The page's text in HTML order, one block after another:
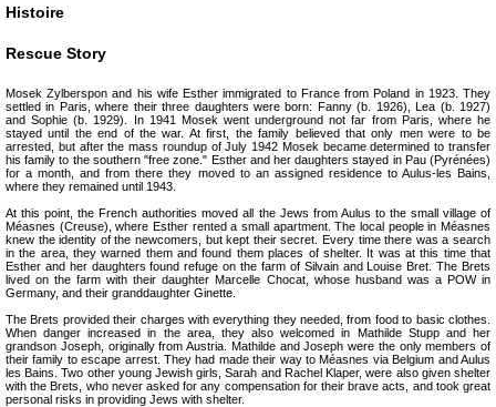
Histoire
Rescue Story
Mosek Zylberspon and his wife Esther immigrated to France from Poland in 1923. They
settled in Paris, where their three daughters were born: Fanny (b. 1926), Lea (b. 1927)
and Sophie (b. 1929). In 1941 Mosek went underground not far from Paris, where he
stayed until the end of the war. At first, the family believed that only men were to be
arrested, but after the mass roundup of July 1942 Mosek became determined to transfer
his family to the southern "free zone." Esther and her daughters stayed in Pau (Pyrénées)
for a month, and from there they moved to an assigned residence to Aulus-les Bains,
where they remained until 1943.
At this point, the French authorities moved all the Jews from Aulus to the small village of
Méasnes (Creuse), where Esther rented a small apartment. The local people in Méasnes
knew the identity of the newcomers, but kept their secret. Every time there was a search
in the area, they warned them and found them places of shelter. It was at this time that
Esther and her daughters found refuge on the farm of Silvain and Louise Bret. The Brets
lived on the farm with their daughter Marcelle Chocat, whose husband was a POW in
Germany, and their granddaughter Ginette.
The Brets provided their charges with everything they needed, from food to basic clothes.
When danger increased in the area, they also welcomed in Mathilde Stupp and her
grandson Joseph, originally from Austria. Mathilde and Joseph were the only members of
their family to escape arrest. They had made their way to Méasnes via Belgium and Aulus
les Bains. Two other young Jewish girls, Sarah and Rachel Klaper, were also given shelter
with the Brets, who never asked for any compensation for their brave acts, and took great
personal risks in providing Jews with shelter.